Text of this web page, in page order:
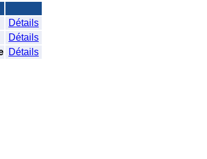
Détails
Détails
Détails